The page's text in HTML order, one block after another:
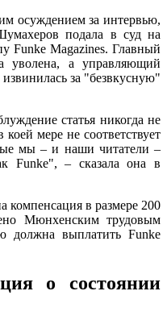
осуждением за интервью,
подала в суд на
Funke Magazines. Главный
уволена, а управляющий
за "безвкусную"
статья никогда не
мере не соответствует
мы – и наши читатели –
Funke", – сказала она в
в размере 200
Мюнхенским трудовым
должна выплатить Funke
о состоянии